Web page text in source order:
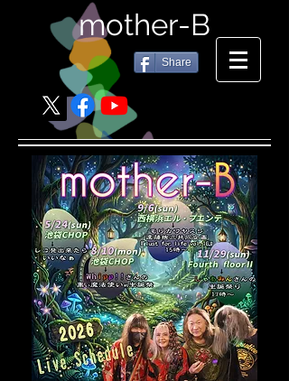
Share
mother-B